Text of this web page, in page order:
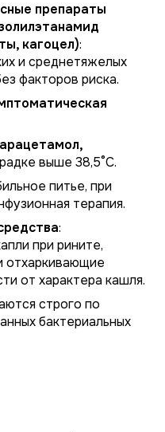
препараты
кагоцел):
и среднетяжелых
факторов риска.
выше 38,5°C.
питье, при
терапия.
:
при рините,
отхаркивающие
от характера кашля.
строго по
бактериальных